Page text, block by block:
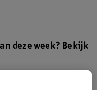
deze week? Bekijk